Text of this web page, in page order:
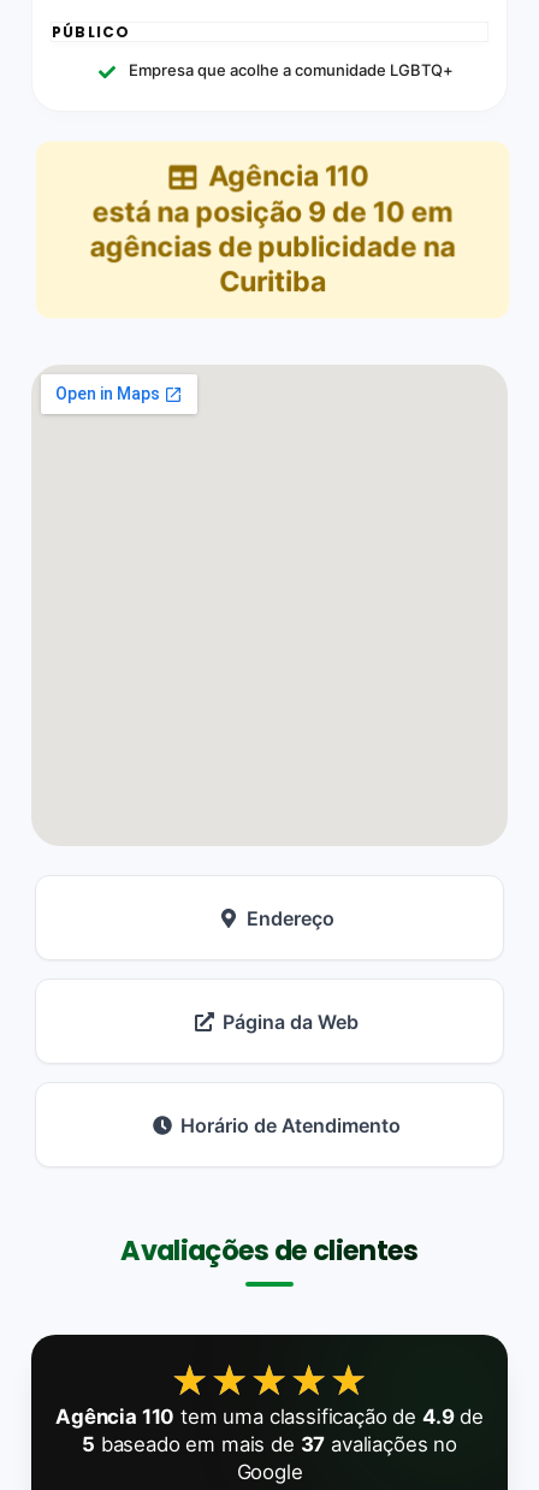
PÚBLICO
Empresa que acolhe a comunidade LGBTQ+
Agência 110
está na posição 9de 10 em
agências de publicidade na
Curitiba
Endereço
Página da Web
Horário de Atendimento
Avaliações de clientes
★★★★★
★★★★★
Agência 110 tem uma classificação de 4.9de
5 baseado em mais de 37 avaliações no
Google